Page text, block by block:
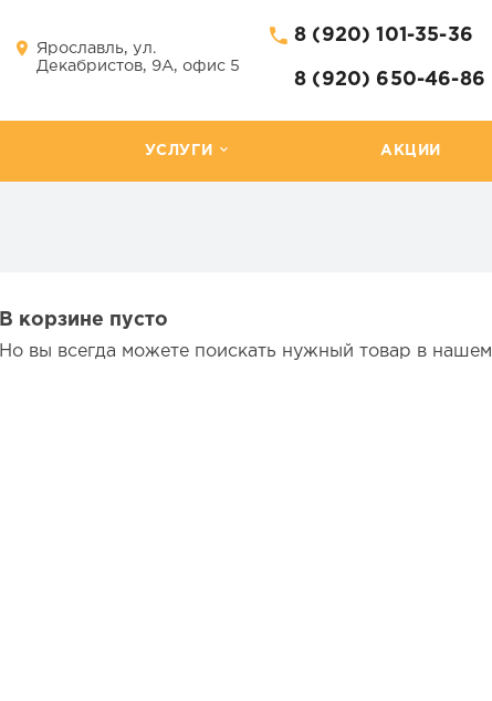
Ярославль, ул.
Декабристов, 9А, офис 5
8 (920) 101-35-36
8 (920) 650-46-86
УСЛУГИ АКЦИИ
В корзине пусто
Но вы всегда можете поискать нужный товар в нашем